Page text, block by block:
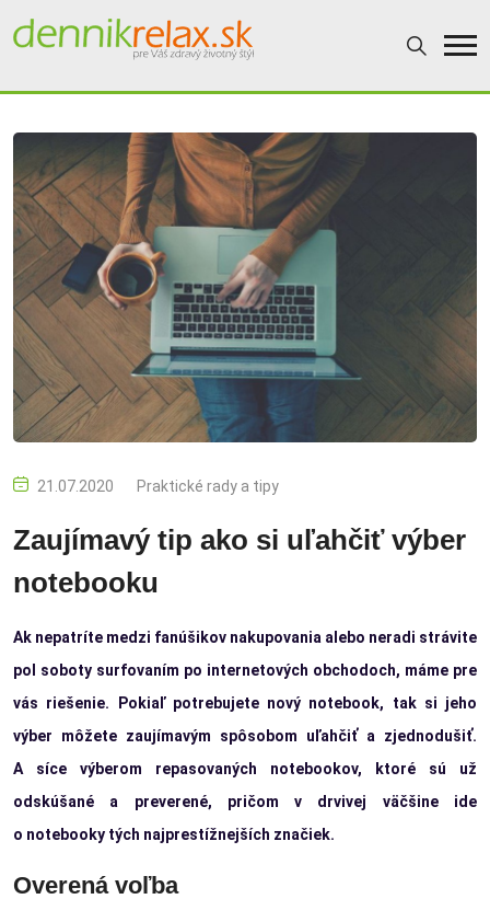
21.07.2020 Praktické rady a tipy
Zaujímavý tip ako si uľahčiť výber
notebooku
Ak nepatríte medzi fanúšikov nakupovania alebo neradi strávite
pol soboty surfovaním po internetových obchodoch, máme pre
vás riešenie. Pokiaľ potrebujete nový notebook, tak si jeho
výber môžete zaujímavým spôsobom uľahčiť a zjednodušiť.
A síce výberom repasovaných notebookov, ktoré sú už
odskúšané a preverené, pričom v drvivej väčšine ide
o notebooky tých najprestížnejších značiek.
Overená voľba